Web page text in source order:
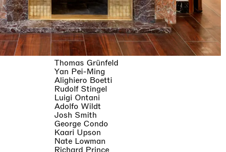
Thomas Grünfeld
Yan Pei-Ming
Alighiero Boetti
Rudolf Stingel
Luigi Ontani
Adolfo Wildt
Josh Smith
George Condo
Kaari Upson
Nate Lowman
Richard Prince